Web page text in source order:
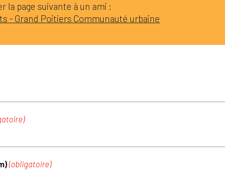
la page suivante à un ami :
- Grand Poitiers Communauté urbaine
(obligatoire)